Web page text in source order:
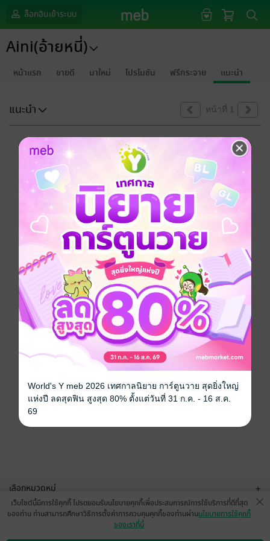
ล็อกอินเข้าระบบ
Aini(อ้ายหนี่)
หน้าแรก ขายดี มาใหม่ โปรโมชัน ฟรีกระจาย แนะนำ
แนะนำ หน้าที่ 1
ขออภัยด้วยนะคะ
ไม่พบข้อมูลในหัวข้อที่คุณกำลังชมค่ะ
เลือกหมวดหมู่ +
บริการช่วยเหลือ
เว็บไซต์นี้มีการใช้คุกกี้ โปรดยอมรับนโยบายคุกกี้เพื่อประสบการณ์การใช้บริการที่ดีที่สุด
ของท่าน ท่านสามารถศึกษาวิธีการตั้งค่าการควบคุมคุกกี้ของท่านผ่านนโยบายการใช้คุกกี้
ของเราที่นี่
World's Y meb 2026 เทศกาลนิยาย การ์ตูนวาย สุดยิ่งใหญ่
แห่งปี ลดสุดฟิน สูงสุด 80% ตั้งแต่วันที่ 31 ก.ค. - 16 ส.ค.
69